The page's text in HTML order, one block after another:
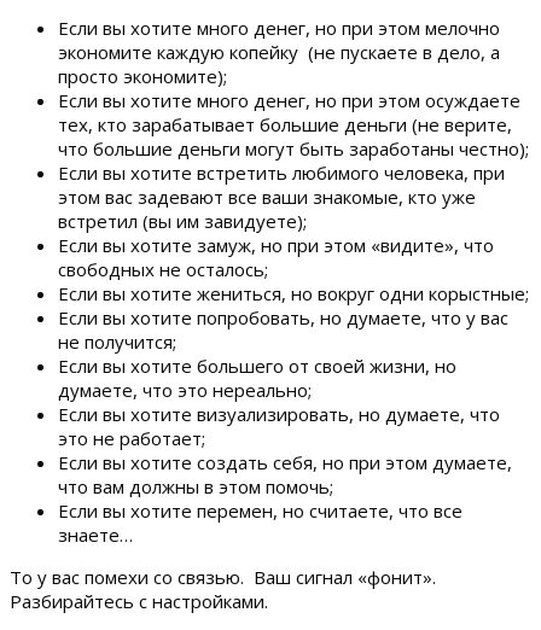
Если вы хотите много денег, но при этом мелочно
экономите каждую копейку (не пускаете в дело, а
просто экономите);
Если вы хотите много денег, но при этом осуждаете
тех, кто зарабатывает большие деньги (не верите,
что большие деньги могут быть заработаны честно);
Если вы хотите встретить любимого человека, при
этом вас задевают все ваши знакомые, кто уже
встретил (вы им завидуете);
Если вы хотите замуж, но при этом «видите», что
свободных не осталось;
Если вы хотите жениться, но вокруг одни корыстные;
Если вы хотите попробовать, но думаете, что у вас
не получится;
Если вы хотите большего от своей жизни, но
думаете, что это нереально;
Если вы хотите визуализировать, но думаете, что
это не работает;
Если вы хотите создать себя, но при этом думаете,
что вам должны в этом помочь;
Если вы хотите перемен, но считаете, что все
знаете…
То у вас помехи со связью. Ваш сигнал «фонит».
Разбирайтесь с настройками.